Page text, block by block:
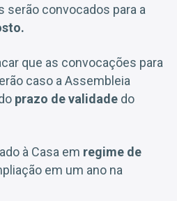
serão convocados para a
que as convocações para
caso a Assembleia
prazo de validade do
à Casa em regime de
em um ano na